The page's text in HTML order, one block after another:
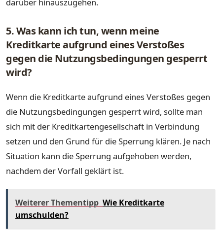
5. Was kann ich tun, wenn meine
Kreditkarte aufgrund eines Verstoßes
gegen die Nutzungsbedingungen gesperrt
wird?
Wenn die Kreditkarte aufgrund eines Verstoßes gegen
die Nutzungsbedingungen gesperrt wird, sollte man
sich mit der Kreditkartengesellschaft in Verbindung
setzen und den Grund für die Sperrung klären. Je nach
Situation kann die Sperrung aufgehoben werden,
nachdem der Vorfall geklärt ist.
Weiterer Thementipp Wie Kreditkarte
umschulden?